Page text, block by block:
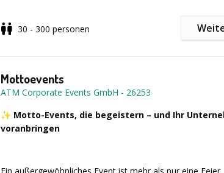
Mit Blick auf malerische Weinberge treten Ihre Teams
Optional mit echter Winzerbrotzeit oder geselliger
Weinverkostung. Ein Genuss für Teamplayer – mit oder
30 - 300 personen
Mottoevents
ATM Corporate Events GmbH - 26253
✨ Motto-Events, die begeistern – und Ihr
voranbringen